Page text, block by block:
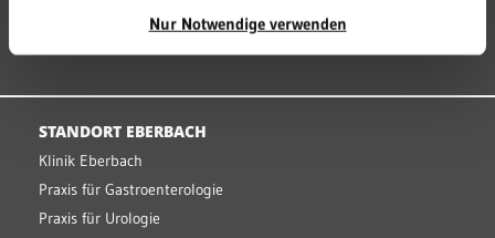
Nur Notwendige verwenden
STANDORT EBERBACH
Klinik Eberbach
Praxis für Gastroenterologie
Praxis für Urologie